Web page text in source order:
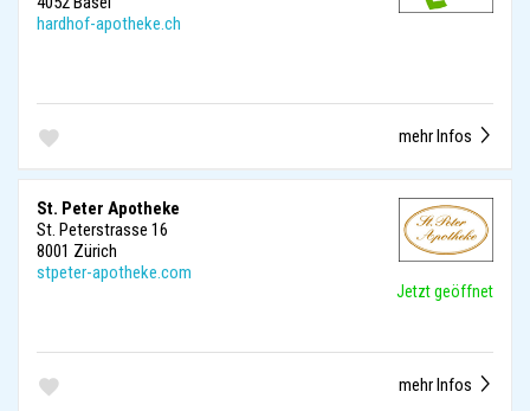
hardhof-apotheke.ch
mehr Infos
St. Peter Apotheke
St. Peterstrasse 16
8001 Zürich
stpeter-apotheke.com
Jetzt geöffnet
mehr Infos